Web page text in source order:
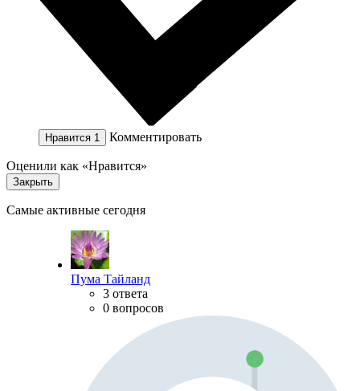
Нравится 1 Комментировать
Оценили как «Нравится»
Закрыть
Самые активные сегодня
Пума Тайланд
3 ответа
0 вопросов